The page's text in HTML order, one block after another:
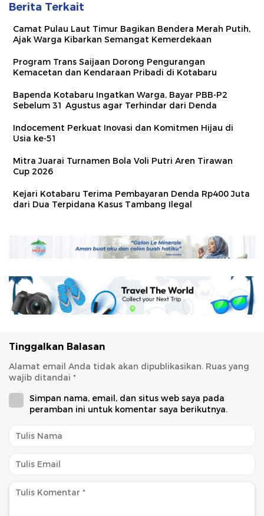
Berita Terkait
Camat Pulau Laut Timur Bagikan Bendera Merah Putih,
Ajak Warga Kibarkan Semangat Kemerdekaan
Program Trans Saijaan Dorong Pengurangan
Kemacetan dan Kendaraan Pribadi di Kotabaru
Bapenda Kotabaru Ingatkan Warga, Bayar PBB-P2
Sebelum 31 Agustus agar Terhindar dari Denda
Indocement Perkuat Inovasi dan Komitmen Hijau di
Usia ke-51
Mitra Juarai Turnamen Bola Voli Putri Aren Tirawan
Cup 2026
Kejari Kotabaru Terima Pembayaran Denda Rp400 Juta
dari Dua Terpidana Kasus Tambang Ilegal
Tinggalkan Balasan
Alamat email Anda tidak akan dipublikasikan. Ruas yang
wajib ditandai *
Simpan nama, email, dan situs web saya pada
peramban ini untuk komentar saya berikutnya.